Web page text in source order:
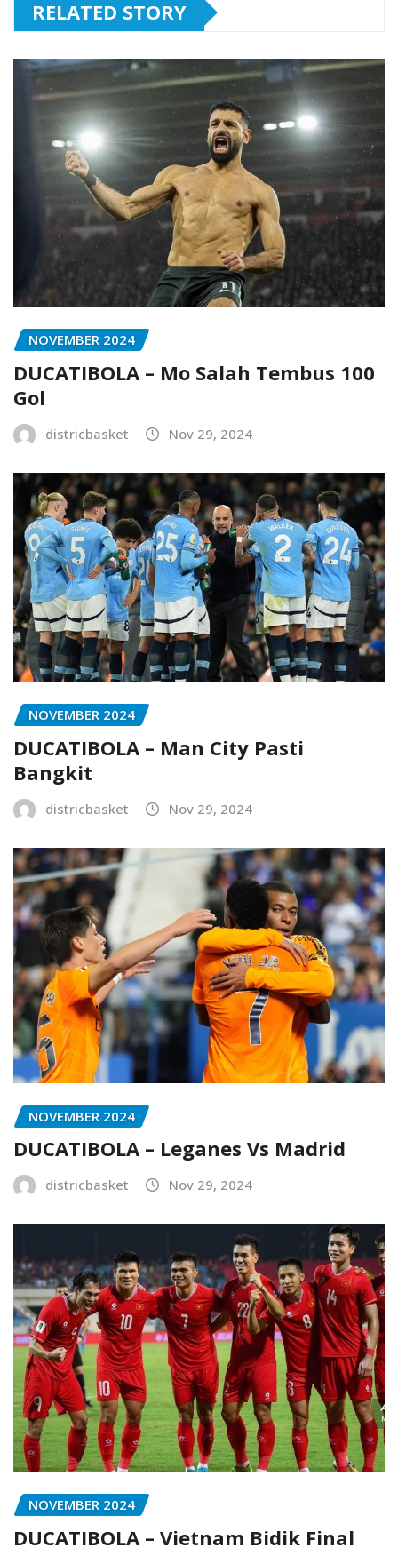
RELATED STORY
NOVEMBER 2024
DUCATIBOLA – Mo Salah Tembus 100
Gol
districbasket Nov 29, 2024
NOVEMBER 2024
DUCATIBOLA – Man City Pasti
Bangkit
districbasket Nov 29, 2024
NOVEMBER 2024
DUCATIBOLA – Leganes Vs Madrid
districbasket Nov 29, 2024
NOVEMBER 2024
DUCATIBOLA – Vietnam Bidik Final